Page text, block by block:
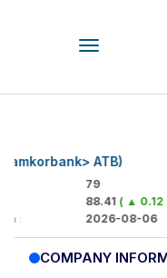
Toggle
ATB)
88.41( ▲ 0.12 )
2026-08-06
COMPANY